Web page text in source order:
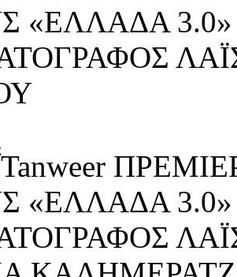
«ΕΛΛΑΔΑ 3.0»
Tanweer
«ΕΛΛΑΔΑ 3.0»